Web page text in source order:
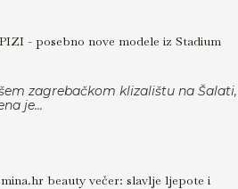
- posebno nove modele iz Stadium
zagrebačkom klizalištu na Šalati,
je...
beauty večer: slavlje ljepote i